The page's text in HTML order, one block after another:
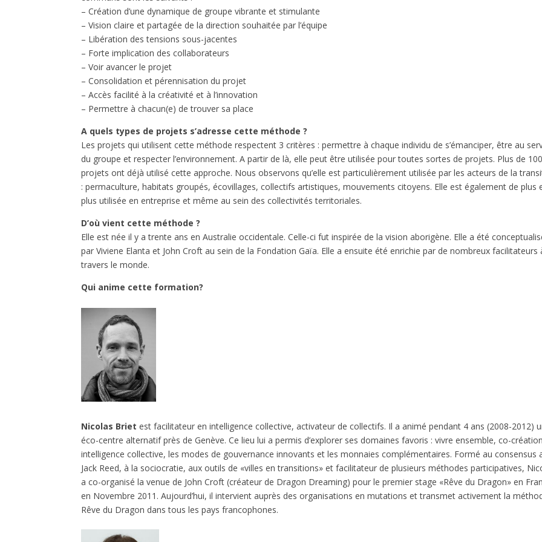
– Création d’une dynamique de groupe vibrante et stimulante
– Vision claire et partagée de la direction souhaitée par l’équipe
– Libération des tensions sous-jacentes
– Forte implication des collaborateurs
– Voir avancer le projet
– Consolidation et pérennisation du projet
– Accès facilité à la créativité et à l’innovation
– Permettre à chacun(e) de trouver sa place
A quels types de projets s’adresse cette méthode ?
Les projets qui utilisent cette méthode respectent 3 critères : permettre à chaque individu de s’émanciper, être au
du groupe et respecter l’environnement. A partir de là, elle peut être utilisée pour toutes sortes de projets. Plus de
projets ont déjà utilisé cette approche. Nous observons qu’elle est particulièrement utilisée par les acteurs de la
: permaculture, habitats groupés, écovillages, collectifs artistiques, mouvements citoyens. Elle est également de plus
plus utilisée en entreprise et même au sein des collectivités territoriales.
D’où vient cette méthode ?
Elle est née il y a trente ans en Australie occidentale. Celle-ci fut inspirée de la vision aborigène. Elle a été
par Viviene Elanta et John Croft au sein de la Fondation Gaïa. Elle a ensuite été enrichie par de nombreux facilitateurs
travers le monde.
Qui anime cette formation?
Nicolas Briet est facilitateur en intelligence collective, activateur de collectifs. Il a animé pendant 4 ans (2008-2012)
éco-centre alternatif près de Genève. Ce lieu lui a permis d’explorer ses domaines favoris : vivre ensemble, co-
intelligence collective, les modes de gouvernance innovants et les monnaies complémentaires. Formé au consensus
Jack Reed, à la sociocratie, aux outils de «villes en transitions» et facilitateur de plusieurs méthodes participatives,
a co-organisé la venue de John Croft (créateur de Dragon Dreaming) pour le premier stage «Rêve du Dragon» en
en Novembre 2011. Aujourd’hui, il intervient auprès des organisations en mutations et transmet activement la
Rêve du Dragon dans tous les pays francophones.